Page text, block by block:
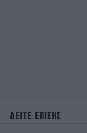
ΔΕΙΤΕ ΕΠΙΣΗΣ